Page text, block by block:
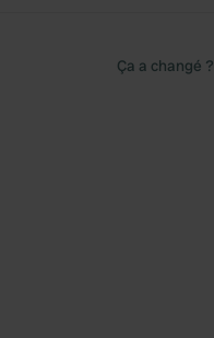
Ça a changé ?